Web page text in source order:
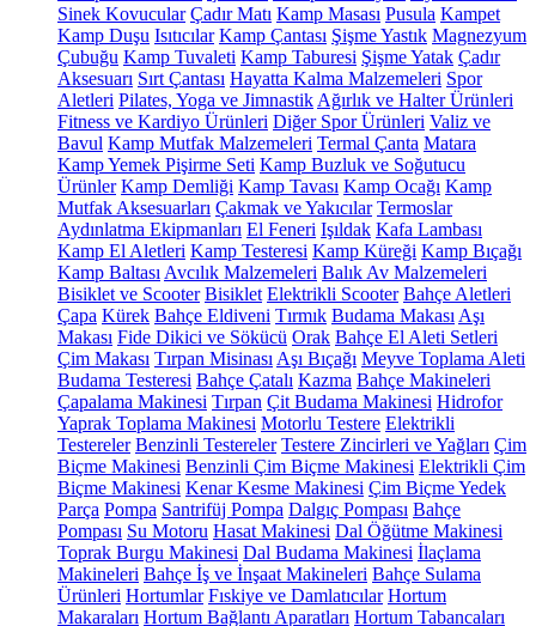
Sinek Kovucular Çadır Matı Kamp Masası Pusula Kampet
Kamp Duşu Isıtıcılar Kamp Çantası Şişme Yastık Magnezyum
Çubuğu Kamp Tuvaleti Kamp Taburesi Şişme Yatak Çadır
Aksesuarı Sırt Çantası Hayatta Kalma Malzemeleri Spor
Aletleri Pilates, Yoga ve Jimnastik Ağırlık ve Halter Ürünleri
Fitness ve Kardiyo Ürünleri Diğer Spor Ürünleri Valiz ve
Bavul Kamp Mutfak Malzemeleri Termal Çanta Matara
Kamp Yemek Pişirme Seti Kamp Buzluk ve Soğutucu
Ürünler Kamp Demliği Kamp Tavası Kamp Ocağı Kamp
Mutfak Aksesuarları Çakmak ve Yakıcılar Termoslar
Aydınlatma Ekipmanları El Feneri Işıldak Kafa Lambası
Kamp El Aletleri Kamp Testeresi Kamp Küreği Kamp Bıçağı
Kamp Baltası Avcılık Malzemeleri Balık Av Malzemeleri
Bisiklet ve Scooter Bisiklet Elektrikli Scooter Bahçe Aletleri
Çapa Kürek Bahçe Eldiveni Tırmık Budama Makası Aşı
Makası Fide Dikici ve Sökücü Orak Bahçe El Aleti Setleri
Çim Makası Tırpan Misinası Aşı Bıçağı Meyve Toplama Aleti
Budama Testeresi Bahçe Çatalı Kazma Bahçe Makineleri
Çapalama Makinesi Tırpan Çit Budama Makinesi Hidrofor
Yaprak Toplama Makinesi Motorlu Testere Elektrikli
Testereler Benzinli Testereler Testere Zincirleri ve Yağları Çim
Biçme Makinesi Benzinli Çim Biçme Makinesi Elektrikli Çim
Biçme Makinesi Kenar Kesme Makinesi Çim Biçme Yedek
Parça Pompa Santrifüj Pompa Dalgıç Pompası Bahçe
Pompası Su Motoru Hasat Makinesi Dal Öğütme Makinesi
Toprak Burgu Makinesi Dal Budama Makinesi İlaçlama
Makineleri Bahçe İş ve İnşaat Makineleri Bahçe Sulama
Ürünleri Hortumlar Fıskiye ve Damlatıcılar Hortum
Makaraları Hortum Bağlantı Aparatları Hortum Tabancaları